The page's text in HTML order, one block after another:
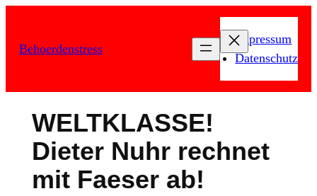
springen
Behoerdenstress
Impressum
Datenschutz
WELTKLASSE!
Dieter Nuhr rechnet
mit Faeser ab!